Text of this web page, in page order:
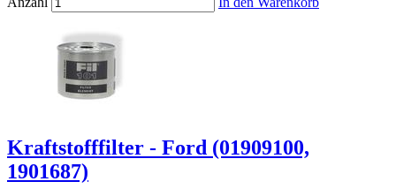
Kraftstofffilter - Ford (01909100,
1901687)